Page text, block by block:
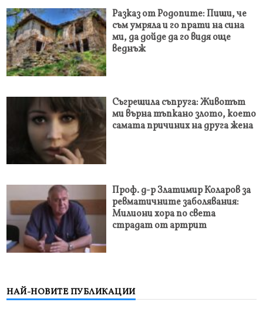
Разказ от Родопите: Пиши, че
съм умряла и го прати на сина
ми, да дойде да го видя още
веднъж
Съгрешила съпруга: Животът
ми върна тъпкано злото, което
самата причиних на друга жена
Проф. д-р Златимир Коларов за
ревматичните заболявания:
Милиони хора по света
страдат от артрит
НАЙ-НОВИТЕ ПУБЛИКАЦИИ